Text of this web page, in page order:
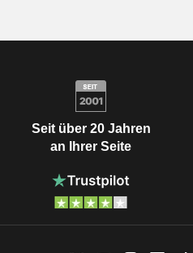
Seit über 20 Jahren
an Ihrer Seite